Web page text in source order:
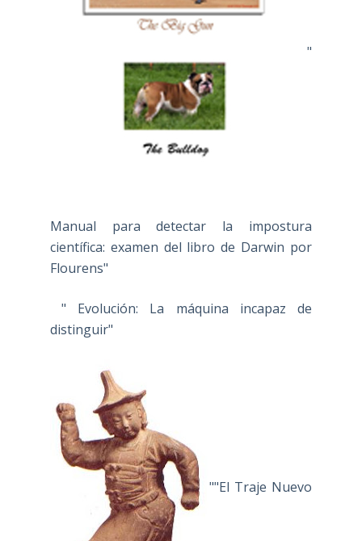
"
Manual para detectar la impostura
científica: examen del libro de Darwin por
Flourens"
" Evolución: La máquina incapaz de
distinguir"
""El Traje Nuevo